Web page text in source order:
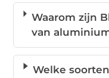
Waarom zijn
van
Welke